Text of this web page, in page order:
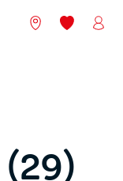
Nos agences
Mes